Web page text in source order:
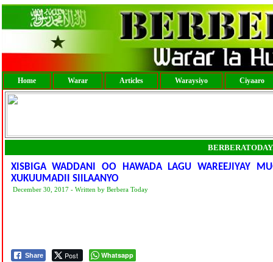
Home Warar Articles Waraysiyo Ciyaaro
XISBIGA WADDANI OO HAWADA LAGU WAREEJIYAY
XUKUUMADII SIILAANYO
December 30, 2017 - Written by Berbera Today
Share Post Whatsapp